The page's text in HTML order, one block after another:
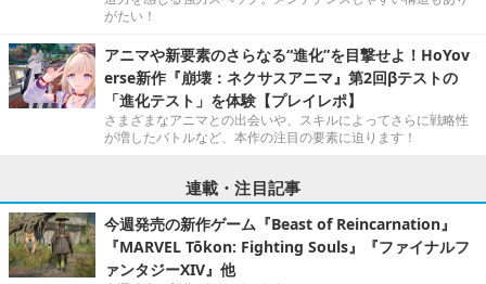
がたい！
アニマや新要素のさらなる“進化”を目撃せよ！HoYov
erse新作『崩壊：ネクサスアニマ』第2回βテストの
「進化テスト」を体験【プレイレポ】
さまざまなアニマとの出会いや、スキルによってさらに戦略性
が増したバトルなど、本作の注目の要素に迫ります！
連載・注目記事
今週発売の新作ゲーム『Beast of Reincarnation』
『MARVEL Tōkon: Fighting Souls』『ファイナルフ
ァンタジーXIV』他